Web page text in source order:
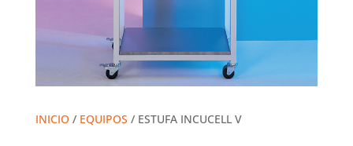
INICIO / EQUIPOS / ESTUFA INCUCELL V